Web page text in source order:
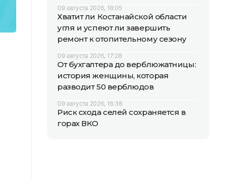
09 августа 2026, 18:05
Хватит ли Костанайской области
угля и успеют ли завершить
ремонт к отопительному сезону
09 августа 2026, 17:28
От бухгалтера до верблюжатницы:
история женщины, которая
разводит 50 верблюдов
09 августа 2026, 16:38
Риск схода селей сохраняется в
горах ВКО